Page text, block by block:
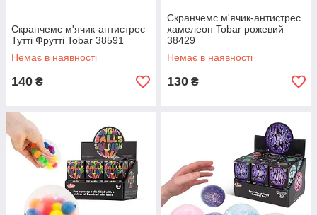
Скранчемс м'ячик-антистрес
Тутті Фрутті Tobar 38591
Немає в наявності
140 ₴
Скранчемс м'ячик-антистрес
хамелеон Tobar рожевий
38429
Немає в наявності
130 ₴